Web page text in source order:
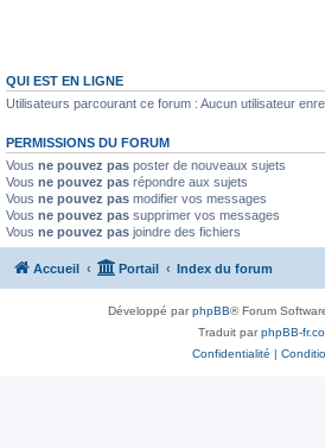
QUI EST EN LIGNE
Utilisateurs parcourant ce forum : Aucun utilisateur
PERMISSIONS DU FORUM
Vous ne pouvez pas poster de nouveaux sujets
Vous ne pouvez pas répondre aux sujets
Vous ne pouvez pas modifier vos messages
Vous ne pouvez pas supprimer vos messages
Vous ne pouvez pas joindre des fichiers
Accueil Portail Index du forum
Développé parphpBB® Forum
Traduit parphpBB-
Confidentialité |